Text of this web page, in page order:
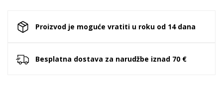
Proizvod je moguće vratiti u roku od 14 dana
Besplatna dostava za narudžbe iznad 70 €